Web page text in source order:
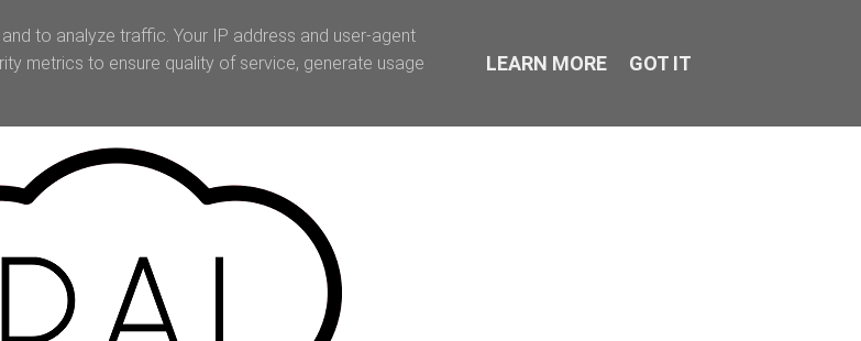
to analyze traffic. Your IP address and user-agent
metrics to ensure quality of service, generate usage
LEARN MORE GOT IT